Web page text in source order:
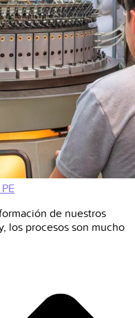
PE
de nuestros
los procesos son mucho